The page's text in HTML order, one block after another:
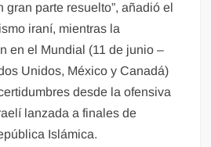
gran parte resuelto”, añadió el
iraní, mientras la
en el Mundial (11 de junio –
Unidos, México y Canadá)
desde la ofensiva
lanzada a finales de
Islámica.